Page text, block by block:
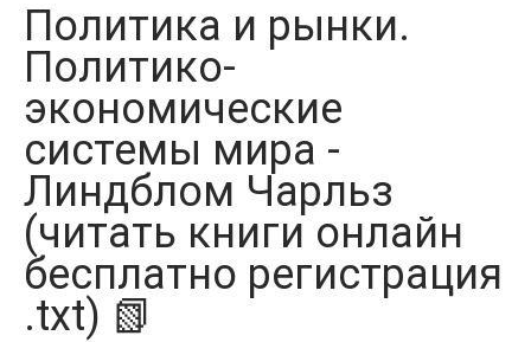
Политика и рынки.
Политико-
экономические
системы мира -
Линдблом Чарльз
(читать книги онлайн
бесплатно регистрация
.txt) 📗